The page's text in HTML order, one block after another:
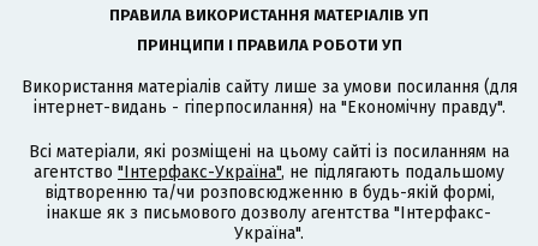
ПРАВИЛА ВИКОРИСТАННЯ МАТЕРІАЛІВ УП
ПРИНЦИПИ І ПРАВИЛА РОБОТИ УП
Використання матеріалів сайту лише за умови посилання (для
інтернет-видань - гіперпосилання) на "Економічну правду".
Всі матеріали, які розміщені на цьому сайті із посиланням на
агентство "Інтерфакс-Україна", не підлягають подальшому
відтворенню та/чи розповсюдженню в будь-якій формі,
інакше як з письмового дозволу агентства "Інтерфакс-
Україна".